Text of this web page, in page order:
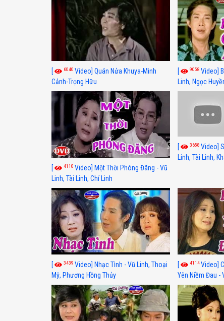
[ 6040 Video] Quán Nửa Khuya-Minh
Cảnh-Trọng Hữu
[ 9058 Video]
Linh, Ngọc
[ 4110 Video] Một Thời Phóng Đãng - Vũ
Linh, Tài Linh, Chí Linh
[ 3658 Video]
Linh, Tài Linh,
[ 3439 Video] Nhạc Tình - Vũ Linh, Thoại
Mỹ, Phương Hồng Thủy
[ 4114Video]
Yên Niềm Đau -